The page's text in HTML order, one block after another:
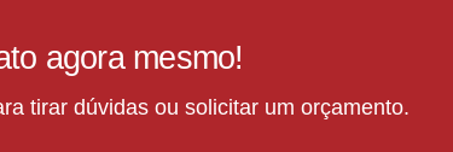
agora mesmo!
tirar dúvidas ou solicitar um orçamento.